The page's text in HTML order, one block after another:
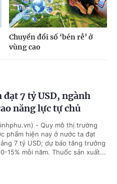
Chuyển đổi số ‘bén rễ’ ở
vùng cao
7 tỷ USD, ngành
năng lực tự chủ
- Quy mô thị trường
phẩm hiện nay ở nước ta đạt
7 tỷ USD; dự báo tăng trưởng
15% mỗi năm. Thuốc sản xuất...